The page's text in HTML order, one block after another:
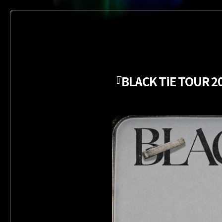
『BLACK TiE TOUR